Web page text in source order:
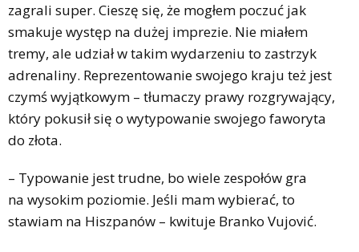
zagrali super. Cieszę się, że mogłem poczuć jak
smakuje występ na dużej imprezie. Nie miałem
tremy, ale udział w takim wydarzeniu to zastrzyk
adrenaliny. Reprezentowanie swojego kraju też jest
czymś wyjątkowym – tłumaczy prawy rozgrywający,
który pokusił się o wytypowanie swojego faworyta
do złota.
– Typowanie jest trudne, bo wiele zespołów gra
na wysokim poziomie. Jeśli mam wybierać, to
stawiam na Hiszpanów – kwituje Branko Vujović.